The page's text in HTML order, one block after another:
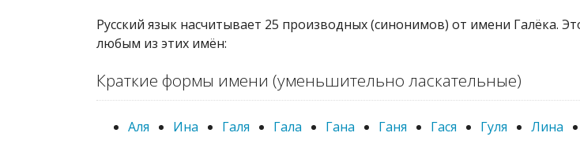
Русский язык насчитывает 25 производных (синонимов) от имени Галёка.
любым из этих имён:
Краткие формы имени (уменьшительно ласкательные)
Аля Ина Галя Гала Гана Ганя Гася Гуля Лина